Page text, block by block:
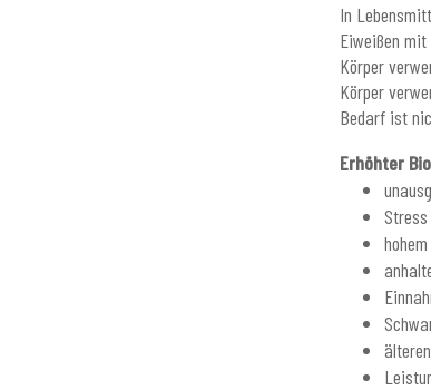
In
Eiweißen
Körper
Körper
Bedarf ist
Erhöhter
Stress